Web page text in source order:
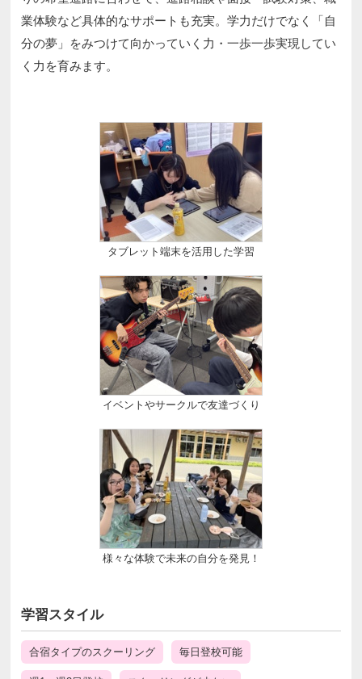
業体験など具体的なサポートも充実。学力だけでなく「自
分の夢」をみつけて向かっていく力・一歩一歩実現してい
く力を育みます。
タブレット端末を活用した学習
イベントやサークルで友達づくり
様々な体験で未来の自分を発見！
学習スタイル
合宿タイプのスクーリング 毎日登校可能